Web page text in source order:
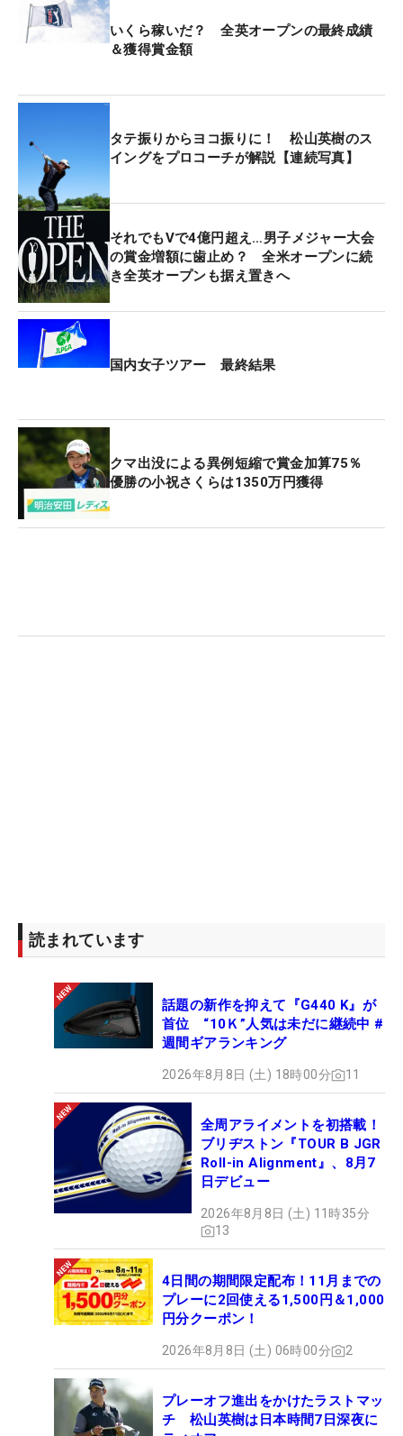
では3人の日本勢はいくら稼いだのだろうか。松山
英樹は自身の今季メジャー最上位16位タイになり、
18万5257ドル（約2741万8036円）を獲得。金谷拓
を手にした。初出場の河本力は63位タイで4日間を
終え、4万280ドル（約596万1440円）を獲得して
いる。
ちなみに地元・北アイルランドでプレーしたローリ
ー・マキロイは7位タイで終え、45万1833ドル（約
6687万円 ）を得ることになった。
いくら稼いだ？ 全英オープンの最終成績
＆獲得賞金額
タテ振りからヨコ振りに！ 松山英樹のス
イングをプロコーチが解説【連続写真】
それでもVで4億円超え…男子メジャー大会
の賞金増額に歯止め？ 全米オープンに続
き全英オープンも据え置きへ
国内女子ツアー 最終結果
クマ出没による異例短縮で賞金加算75％
優勝の小祝さくらは1350万円獲得
読まれています
話題の新作を抑えて『G440 K』が
首位 “10Ｋ”人気は未だに継続中 #
週間ギアランキング
2026年8月8日 (土) 18時00分 11
全周アライメントを初搭載！
ブリヂストン『TOUR B JGR
Roll-in Alignment』、8月7
日デビュー
2026年8月8日 (土) 11時35分
13
4日間の期間限定配布！11月までの
プレーに2回使える1,500円＆1,000
円分クーポン！
2026年8月8日 (土) 06時00分 2
プレーオフ進出をかけたラストマッ
チ 松山英樹は日本時間7日深夜に